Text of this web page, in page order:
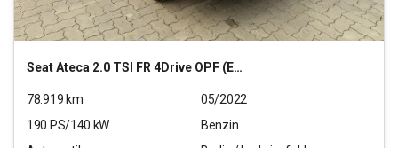
SeatAteca 2.0 TSI FR 4Drive OPF (EURO 6d)
78.919 km
05/2022
190 PS/140 kW
Benzin